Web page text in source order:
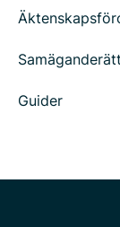
Guider